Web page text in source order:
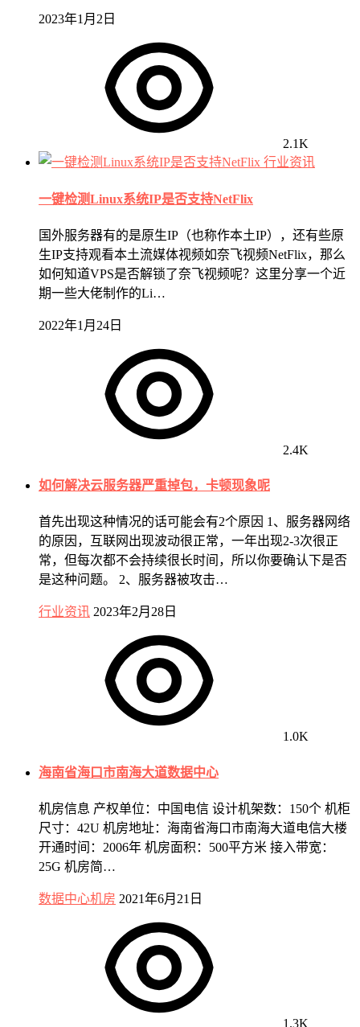
2023年1月2日
2.1K
行业资讯
一键检测Linux系统IP是否支持NetFlix
国外服务器有的是原生IP（也称作本土IP），还有些原
生IP支持观看本土流媒体视频如奈飞视频NetFlix，那么
如何知道VPS是否解锁了奈飞视频呢？这里分享一个近
期一些大佬制作的Li…
2022年1月24日
2.4K
如何解决云服务器严重掉包，卡顿现象呢
首先出现这种情况的话可能会有2个原因 1、服务器网络
的原因，互联网出现波动很正常，一年出现2-3次很正
常，但每次都不会持续很长时间，所以你要确认下是否
是这种问题。 2、服务器被攻击…
行业资讯 2023年2月28日
1.0K
海南省海口市南海大道数据中心
机房信息 产权单位：中国电信 设计机架数：150个 机柜
尺寸：42U 机房地址：海南省海口市南海大道电信大楼
开通时间：2006年 机房面积：500平方米 接入带宽：
25G 机房简…
数据中心机房 2021年6月21日
1.3K